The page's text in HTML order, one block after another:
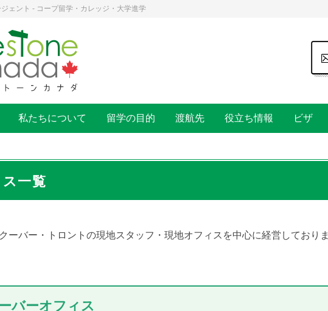
ェント - コープ留学・カレッジ・大学進学
私たちについて 留学の目的 渡航先 役立ち情報 ビザ
一覧
ーバー・トロントの現地スタッフ・現地オフィスを中心に経営しておりま
バーオフィス